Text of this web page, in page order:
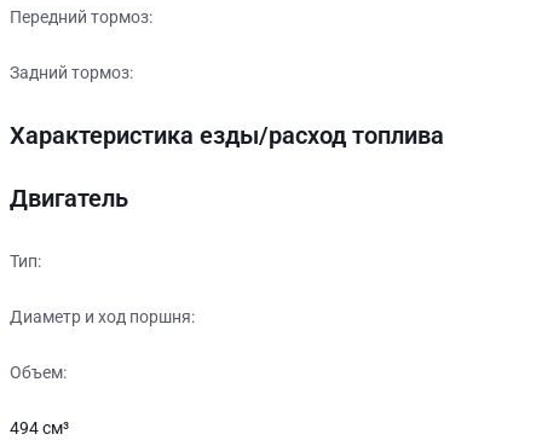
Передний тормоз:
Задний тормоз:
Характеристика езды/расход топлива
Двигатель
Тип:
Диаметр и ход поршня:
Объем:
494 см³